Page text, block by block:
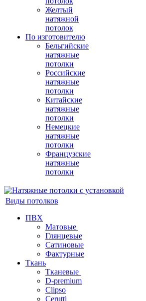
Желтый
натяжной
потолок
По изготовителю
Бельгийские
натяжные
потолки
Российские
натяжные
потолки
Китайские
натяжные
потолки
Немецкие
натяжные
потолки
Французские
натяжные
потолки
Виды потолков
ПВХ
Матовые
Глянцевые
Сатиновые
Фактурные
Ткань
Тканевые
D-premium
Clipso
Cerutti